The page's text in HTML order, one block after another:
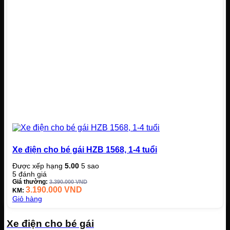
Xe điện cho bé gái HZB 1568, 1-4 tuổi
Được xếp hạng 5.00 5 sao
5 đánh giá
Giá thường: 3.390.000VND
KM: 3.190.000 VND
Giỏ hàng
Xe điện cho bé gái